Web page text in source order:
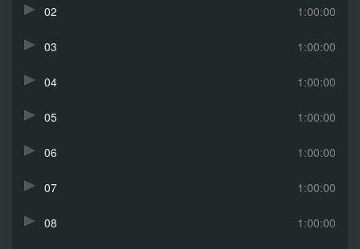
1:00:00
02
1:00:00
03
1:00:00
04
1:00:00
05
1:00:00
06
1:00:00
07
1:00:00
08